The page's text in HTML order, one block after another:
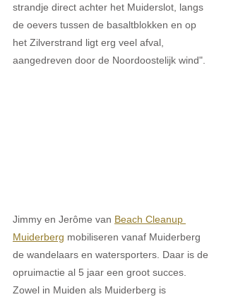
strandje direct achter het Muiderslot, langs
de oevers tussen de basaltblokken en op
het Zilverstrand ligt erg veel afval,
aangedreven door de Noordoostelijk wind".
Jimmy en Jerôme van Beach Cleanup
Muiderberg mobiliseren vanaf Muiderberg
de wandelaars en watersporters. Daar is de
opruimactie al 5 jaar een groot succes.
Zowel in Muiden als Muiderberg is